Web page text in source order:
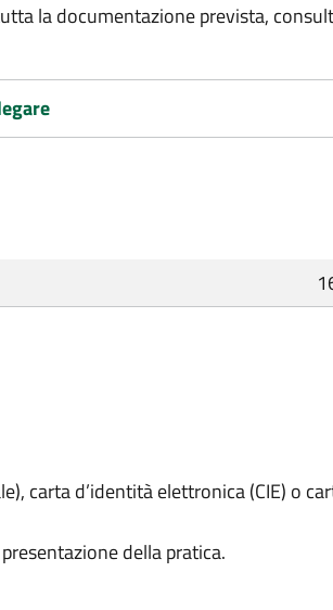
la documentazione prevista,
carta d’identità elettronica (CIE) o
della pratica.